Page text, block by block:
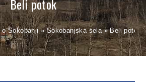
Beli potok
Sokobanji»Sokobanjska sela»Beli potok